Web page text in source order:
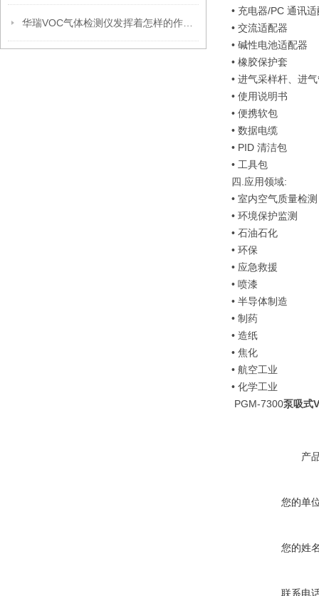
• 充电器/PC 通讯
• 交流适配器
• 碱性电池适配器
• 橡胶保护套
• 进气采样杆、进
• 使用说明书
• 便携软包
• 数据电缆
• PID 清洁包
• 工具包
四.应用领域:
• 室内空气质量检测
• 环境保护监测
• 石油石化
• 环保
• 应急救援
• 喷漆
• 半导体制造
• 制药
• 造纸
• 焦化
• 航空工业
• 化学工业
PGM-7300泵吸式
产
您的单
您的姓
联系电